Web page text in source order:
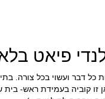
פיאט
כל דבר ועשוי בכל צורה.
זו קוביה בעמידת ראש-